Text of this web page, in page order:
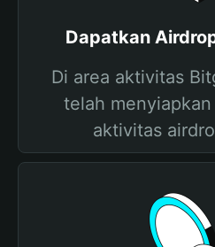
Dapatkan
Di area aktivitas
telah
aktivitas